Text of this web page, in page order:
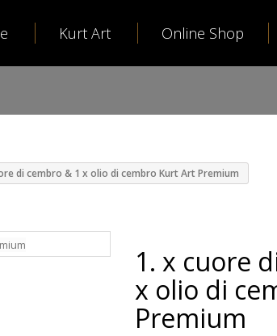
Kurt Art Online Shop
di cembro & 1 x olio di cembro Kurt Art Premium
1. x cuore
x olio di
Premium